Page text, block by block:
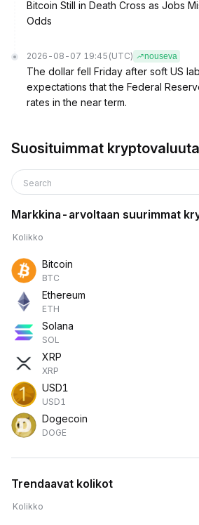
Bitcoin Still in Death Cross as Jobs
Odds
2026-08-07 19:45 (UTC) nouseva
The dollar fell Friday after soft US
expectations that the Federal
rates in the near term.
Suosituimmat
Search
Markkina-arvoltaan suurimmat
Kolikko
Bitcoin
BTC
Ethereum
ETH
Solana
SOL
XRP
XRP
USD1
USD1
Dogecoin
DOGE
Trendaavat kolikot
Kolikko